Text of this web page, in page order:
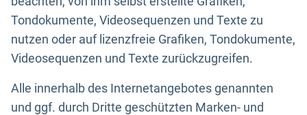
Tondokumente, Videosequenzen und Texte zu
nutzen oder auf lizenzfreie Grafiken, Tondokumente,
Videosequenzen und Texte zurückzugreifen.
Alle innerhalb des Internetangebotes genannten
und ggf. durch Dritte geschützten Marken- und